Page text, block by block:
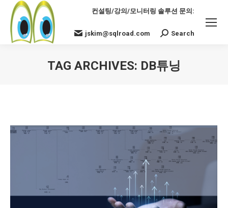
컨설팅/강의/모니터링 솔루션 문의:
jskim@sqlroad.com Search:
Search
TAG ARCHIVES: DB튜닝